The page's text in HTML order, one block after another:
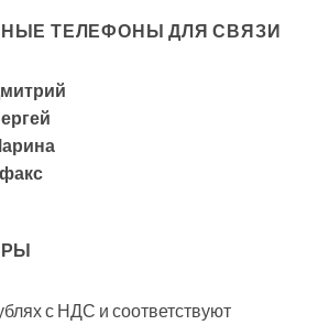
ТЕЛЕФОНЫ ДЛЯ СВЯЗИ
факс
с НДС и соответствуют